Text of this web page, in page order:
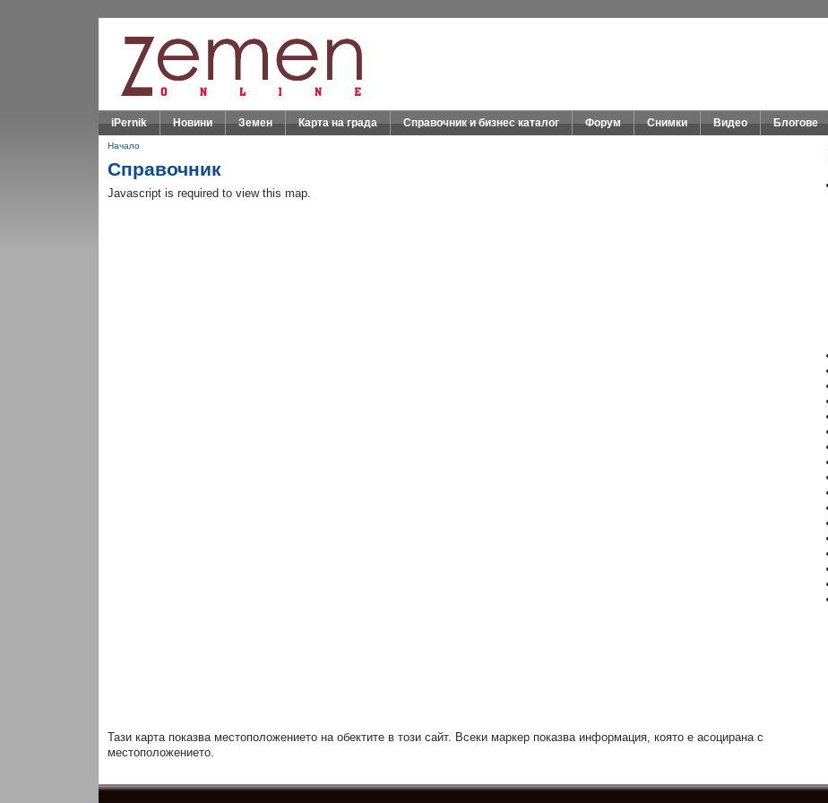
iPernik Новини Земен Карта на града Справочник и бизнес каталог Форум Снимки Видео Блогове
Начало
Справочник
Javascript is required to view this map.
Тази карта показва местоположението на обектите в този сайт. Всеки маркер показва информация, която е асоцирана с
местоположението.